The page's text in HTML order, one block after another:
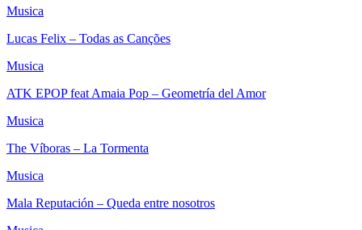
Musica
Lucas Felix – Todas as Canções
Musica
ATK EPOP feat Amaia Pop – Geometría del Amor
Musica
The Víboras – La Tormenta
Musica
Mala Reputación – Queda entre nosotros